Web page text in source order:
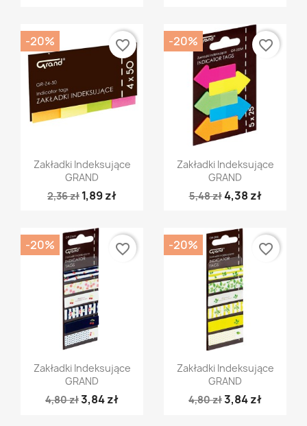
Szybki podgląd
Zakładki Indeksujące
GRAND
2,36 zł 1,89 zł
-20% favorite_border
Szybki podgląd
Zakładki Indeksujące
GRAND
5,48 zł4,38 zł
-20% favorite_border
Szybki podgląd
Zakładki Indeksujące
GRAND
4,80 zł3,84 zł
-20% favorite_border
Szybki podgląd
Zakładki Indeksujące
GRAND
4,80 zł3,84 zł
-20% favorite_border